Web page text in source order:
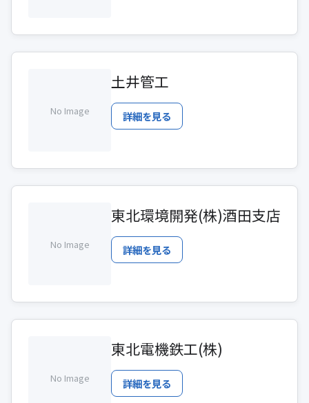
No Image
土井管工
詳細を見る
No Image
東北環境開発(株)酒田支店
詳細を見る
No Image
東北電機鉄工(株)
詳細を見る